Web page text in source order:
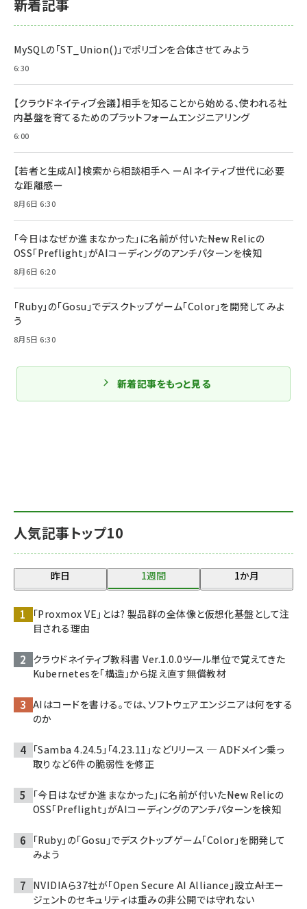
人気記事トップ10
昨日 1週間 1か月
「Proxmox VE」とは? 製品群の全体像と仮想化基盤として注
目される理由
クラウドネイティブ教科書 Ver.1.0.0――ツール単位で覚えてきた
Kubernetesを「構造」から捉え直す無償教材
AIはコードを書ける。では、ソフトウェアエンジニアは何をする
のか
「Samba 4.24.5」「4.23.11」などリリース ─ ADドメイン乗っ
取りなど6件の脆弱性を修正
「今日はなぜか進まなかった」に名前が付いた――New Relicの
OSS「Preflight」がAIコーディングのアンチパターンを検知
「Ruby」の「Gosu」でデスクトップゲーム「Color」を開発して
みよう
NVIDIAら37社が「Open Secure AI Alliance」設立――AIエー
ジェントのセキュリティは重みの非公開では守れない
新着記事
MySQLの「ST_Union()」でポリゴンを合体させてみよう
6:30
【クラウドネイティブ会議】相手を知ることから始める、使われる社
内基盤を育てるためのプラットフォームエンジニアリング
6:00
【若者と生成AI】検索から相談相手へ ーAIネイティブ世代に必要
な距離感ー
8月6日 6:30
「今日はなぜか進まなかった」に名前が付いた――New Relicの
OSS「Preflight」がAIコーディングのアンチパターンを検知
8月6日 6:20
「Ruby」の「Gosu」でデスクトップゲーム「Color」を開発してみよ
う
8月5日 6:30
新着記事をもっと見る